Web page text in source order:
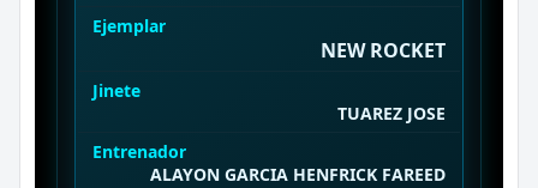
Ejemplar
NEW ROCKET
Jinete
TUAREZ JOSE
Entrenador
ALAYON GARCIA HENFRICK FAREED